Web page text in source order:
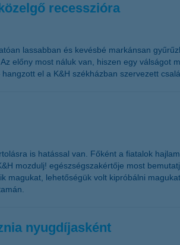
recesszióra
lassabban és kevésbé markánsan
előny most náluk van, hiszen egy
el a K&H székházban szervezett
is hatással van. Főként a fiatalok
mozdulj! egészségszakértője most
magukat, lehetőségük volt kipróbálni
nyugdíjasként